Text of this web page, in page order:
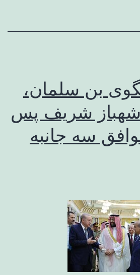
بن سلمان،
شهباز شریف پس
سه جانبه